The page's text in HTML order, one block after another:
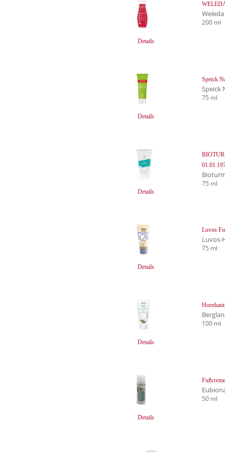
Details
Weleda
200 ml
Details
Speick
Speick
75 ml
Details
75 ml
Details
Luvos
Luvos-
75 ml
Details
100 ml
Details
50 ml